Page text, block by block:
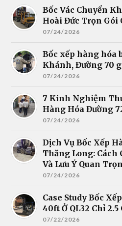
Bốc Vác Chuyển
Hoài Đức Trọn Gói
07/24/2026
Bốc xếp hàng hóa
Khánh, Đường 70
07/24/2026
7 Kinh Nghiệm
Hàng Hóa Đường
07/24/2026
Dịch Vụ Bốc Xếp
Thăng Long: Cách
Và Lưu Ý Quan
07/24/2026
Case Study Bốc
40ft Ở QL32 Chỉ 2.5
07/22/2026